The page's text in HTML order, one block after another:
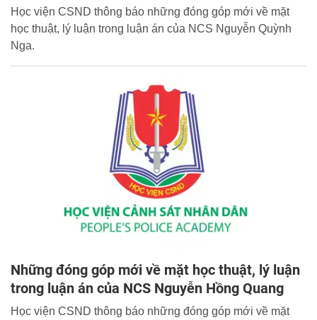
Học viện CSND thông báo những đóng góp mới về mặt
học thuật, lý luận trong luận án của NCS Nguyễn Quỳnh
Nga.
Những đóng góp mới về mặt học thuật, lý luận
trong luận án của NCS Nguyễn Hồng Quang
Học viện CSND thông báo những đóng góp mới về mặt